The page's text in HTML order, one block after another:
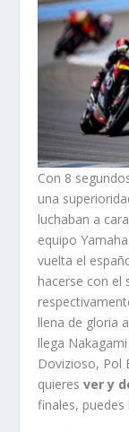
Con 8
una
luchaban a
equipo
vuelta el
hacerse con el
llena de gloria
llega
Dovizioso, Pol
quieresver y
finales,